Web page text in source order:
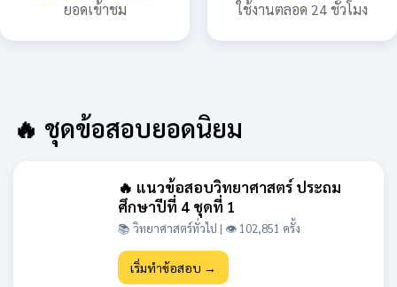
ยอดเข้าชม ใช้งานตลอด 24 ชั่วโมง
🔥 ชุดข้อสอบยอดนิยม
🔥 แนวข้อสอบวิทยาศาสตร์ ประถม
ศึกษาปีที่ 4 ชุดที่ 1
📚 วิทยาศาสตร์ทั่วไป | 👁 102,851 ครั้ง
เริ่มทำข้อสอบ →